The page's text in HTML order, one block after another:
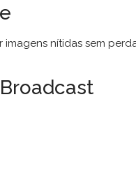
nítidas sem